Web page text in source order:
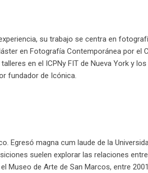
su trabajo se centra en
en Fotografía Contemporánea por el
en el ICPNy FIT de Nueva York y
fundador de Icónica.
Egresó magna cum laude de la
suelen explorar las relaciones
Museo de Arte de San Marcos, entre